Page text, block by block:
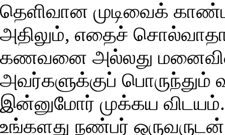
தெளிவான முடிவைக்
அதிலும், எதைச்
கணவனை அல்லது
அவர்களுக்குப்
இன்னுமோர் முக்கய
உங்களது நண்பர்